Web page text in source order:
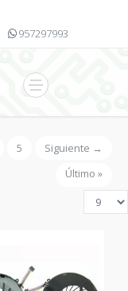
957297993
5
Siguiente →
Último »